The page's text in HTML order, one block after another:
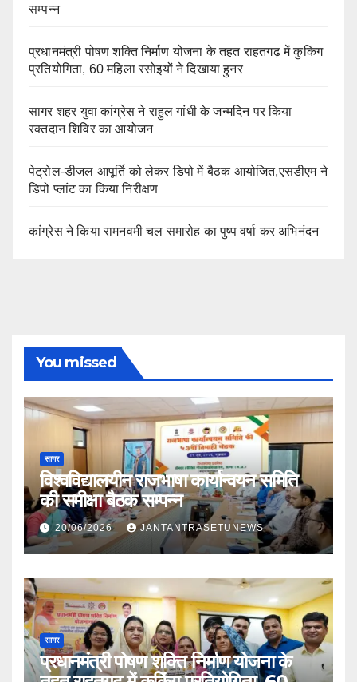
सम्पन्न
प्रधानमंत्री पोषण शक्ति निर्माण योजना के तहत राहतगढ़ में कुकिंग
प्रतियोगिता, 60 महिला रसोइयों ने दिखाया हुनर
सागर शहर युवा कांग्रेस ने राहुल गांधी के जन्मदिन पर किया
रक्तदान शिविर का आयोजन
पेट्रोल-डीजल आपूर्ति को लेकर डिपो में बैठक आयोजित,एसडीएम ने
डिपो प्लांट का किया निरीक्षण
कांग्रेस ने किया रामनवमी चल समारोह का पुष्प वर्षा कर अभिनंदन
You missed
सागर
विश्वविद्यालयीन राजभाषा कार्यान्वयन समिति
की समीक्षा बैठक सम्पन्न
20/06/2026 JANTANTRASETUNEWS
सागर
प्रधानमंत्री पोषण शक्ति निर्माण योजना के